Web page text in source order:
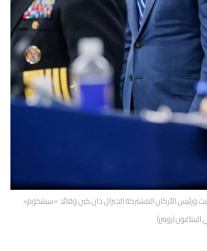
ورئيس الأركان المشتركة الجنرال دان كين وقائد «سينتكوم»
(رويترز)